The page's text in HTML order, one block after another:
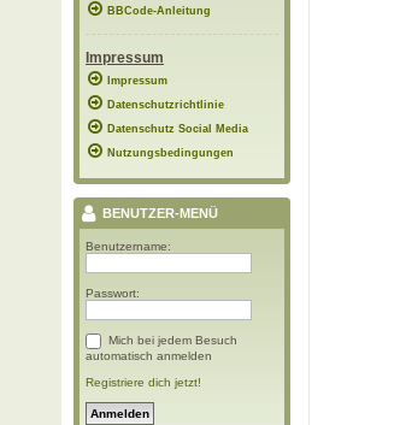
BBCode-Anleitung
Impressum
Impressum
Datenschutzrichtlinie
Datenschutz Social Media
Nutzungsbedingungen
BENUTZER-MENÜ
Benutzername:
Passwort:
Mich bei jedem Besuch
automatisch anmelden
Registriere dich jetzt!